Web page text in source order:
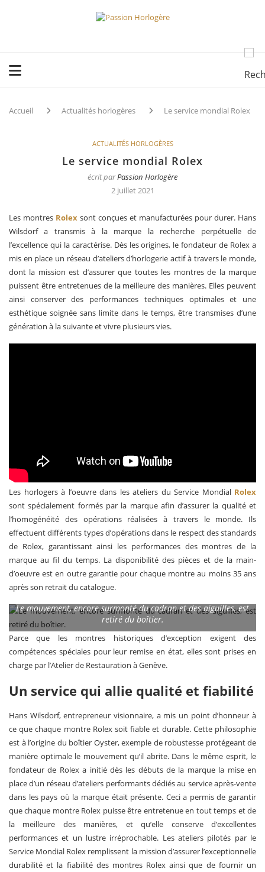
Accueil Actualités horlogères Le service mondial Rolex
ACTUALITÉS HORLOGÈRES
Le service mondial Rolex
écrit parPassion Horlogère
2 juillet 2021
Les montres Rolex sont conçues et manufacturées pour durer. Hans
Wilsdorf a transmis à la marque la recherche perpétuelle de
l’excellence qui la caractérise. Dès les origines, le fondateur de Rolex a
mis en place un réseau d’ateliers d’horlogerie actif à travers le monde,
dont la mission est d’assurer que toutes les montres de la marque
puissent être entretenues de la meilleure des manières. Elles peuvent
ainsi conserver des performances techniques optimales et une
esthétique soignée sans limite dans le temps, être transmises d’une
génération à la suivante et vivre plusieurs vies.
Les horlogers à l’oeuvre dans les ateliers du Service Mondial Rolex
sont spécialement formés par la marque afin d’assurer la qualité et
l’homogénéité des opérations réalisées à travers le monde. Ils
effectuent différents types d’opérations dans le respect des standards
de Rolex, garantissant ainsi les performances des montres de la
marque au fil du temps. La disponibilité des pièces et de la main-
d’oeuvre est en outre garantie pour chaque montre au moins 35 ans
après son retrait du catalogue.
Le mouvement, encore surmonté du cadran et des aiguilles, est
retiré du boîtier.
Parce que les montres historiques d’exception exigent des
compétences spéciales pour leur remise en état, elles sont prises en
charge par l’Atelier de Restauration à Genève.
Un service qui allie qualité et fiabilité
Hans Wilsdorf, entrepreneur visionnaire, a mis un point d’honneur à
ce que chaque montre Rolex soit fiable et durable. Cette philosophie
est à l’origine du boîtier Oyster, exemple de robustesse protégeant de
manière optimale le mouvement qu’il abrite. Dans le même esprit, le
fondateur de Rolex a initié dès les débuts de la marque la mise en
place d’un réseau d’ateliers performants dédiés au service après-vente
dans les pays où la marque était présente. Ceci a permis de garantir
que chaque montre Rolex puisse être entretenue en tout temps et de
la meilleure des manières, et qu’elle conserve d’excellentes
performances et un lustre irréprochable. Les ateliers pilotés par le
Service Mondial Rolex remplissent la mission d’assurer l’exceptionnelle
durabilité et la fiabilité des montres Rolex ainsi que de fournir un